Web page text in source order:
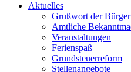
Aktuelles
Grußwort der
Amtliche
Veranstaltungen
Ferienspaß
Grundsteuerreform
Stellenangebote